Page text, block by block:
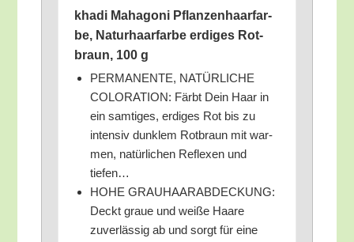
kha­di Maha­go­ni Pflan­zen­haar­far­
be, Natur­haar­far­be erdi­ges Rot­
braun, 100 g
PERMANENTE, NATÜRLICHE
COLORATION: Färbt Dein Haar in
ein sam­ti­ges, erdi­ges Rot bis zu
inten­siv dunk­lem Rot­braun mit war­
men, natür­li­chen Refle­xen und
tiefen…
HOHE GRAUHAARABDECKUNG:
Deckt graue und wei­ße Haa­re
zuver­läs­sig ab und sorgt für eine